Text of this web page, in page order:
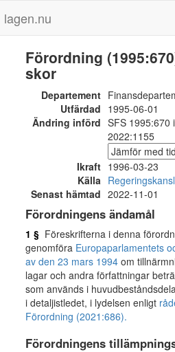
lagen.nu
Förordning
skor
Departement
Utfärdad 1995-06-01
Ändring införd SFS 1995:670
2022:1155
Ikraft 1996-03-23
Källa
Senast hämtad 2022-11-01
Förordningens ändamål
1 § Föreskrifterna i denna
genomföra Europaparlamentets
av den 23 mars 1994 om
lagar och andra författningar
som används i
i detaljistledet, i lydelsen enligt
Förordning (2021:686).
Förordningens